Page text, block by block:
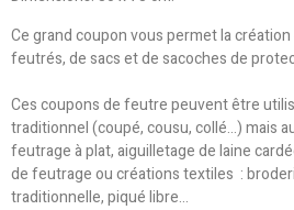
Ce grand coupon vous permet la
feutrés, de sacs et de sacoches de
Ces coupons de feutre peuvent être
traditionnel (coupé, cousu, collé...) mais
feutrage à plat, aiguilletage de laine
de feutrage ou créations textiles :
traditionnelle, piqué libre...